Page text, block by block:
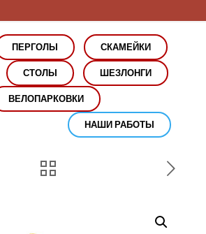
ПЕРГОЛЫ
СКАМЕЙКИ
СТОЛЫ
ШЕЗЛОНГИ
ВЕЛОПАРКОВКИ
НАШИ РАБОТЫ